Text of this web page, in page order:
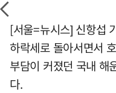
[서울=뉴시스] 신항섭
하락세로 돌아서면서
부담이 커졌던 국내 해
다.